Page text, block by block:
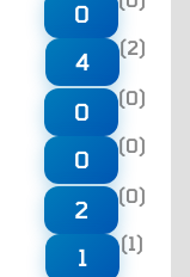
0
4
(2)
0
(0)
0
(0)
2
(0)
1
(1)